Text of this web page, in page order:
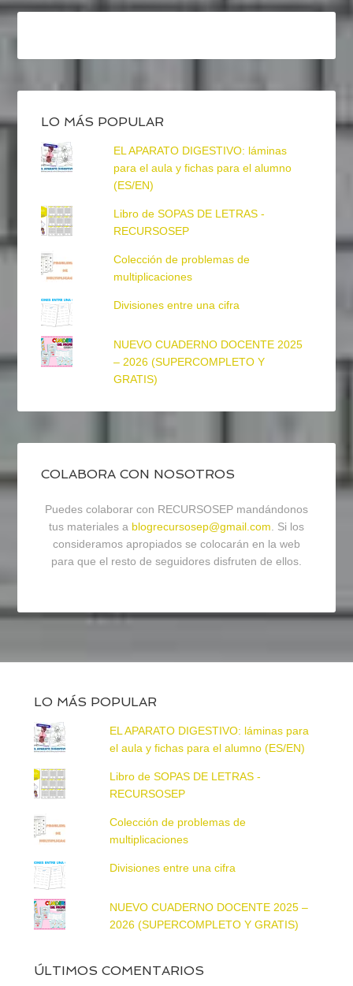
LO MÁS POPULAR
EL APARATO DIGESTIVO: láminas
para el aula y fichas para el alumno
(ES/EN)
Libro de SOPAS DE LETRAS -
RECURSOSEP
Colección de problemas de
multiplicaciones
Divisiones entre una cifra
NUEVO CUADERNO DOCENTE 2025
– 2026 (SUPERCOMPLETO Y
GRATIS)
COLABORA CON NOSOTROS
Puedes colaborar con RECURSOSEP mandándonos
tus materiales a blogrecursosep@gmail.com. Si los
consideramos apropiados se colocarán en la web
para que el resto de seguidores disfruten de ellos.
LO MÁS POPULAR
EL APARATO DIGESTIVO: láminas para
el aula y fichas para el alumno (ES/EN)
Libro de SOPAS DE LETRAS -
RECURSOSEP
Colección de problemas de
multiplicaciones
Divisiones entre una cifra
NUEVO CUADERNO DOCENTE 2025 –
2026 (SUPERCOMPLETO Y GRATIS)
ÚLTIMOS COMENTARIOS